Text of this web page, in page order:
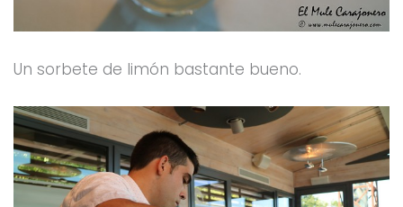
Un sorbete de limón bastante bueno.